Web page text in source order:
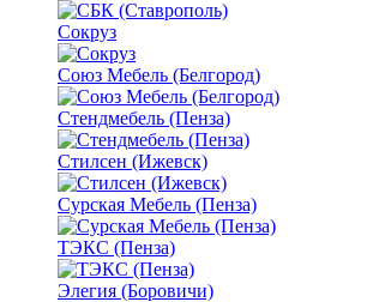
Сокруз
Союз Мебель (Белгород)
Стендмебель (Пенза)
Стилсен (Ижевск)
Сурская Мебель (Пенза)
ТЭКС (Пенза)
Элегия (Боровичи)